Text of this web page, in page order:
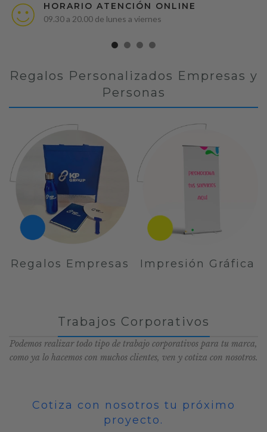
HORARIO ATENCIÓN ONLINE
09.30 a 20.00 de lunes a viernes
Regalos Personalizados Empresas y
Personas
Regalos Empresas Impresión Gráfica
Trabajos Corporativos
Podemos realizar todo tipo de trabajo corporativos para tu marca,
como ya lo hacemos con muchos clientes, ven y cotiza con nosotros.
Cotiza con nosotros tu próximo
proyecto.